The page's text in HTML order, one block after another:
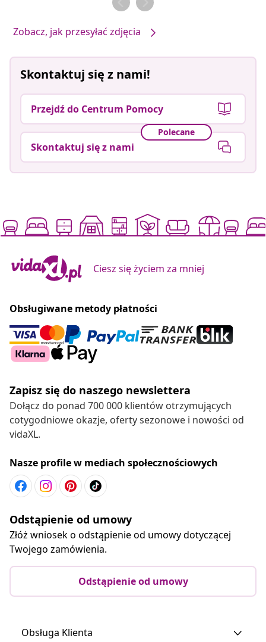
Zobacz, jak przesyłać zdjęcia
Skontaktuj się z nami!
Przejdź do Centrum Pomocy
Polecane
Skontaktuj się z nami
Ciesz się życiem za mniej
Obsługiwane metody płatności
Zapisz się do naszego newslettera
Dołącz do ponad 700 000 klientów otrzymujących
cotygodniowe okazje, oferty sezonowe i nowości od
vidaXL.
Nasze profile w mediach społecznościowych
Odstąpienie od umowy
Złóż wniosek o odstąpienie od umowy dotyczącej
Twojego zamówienia.
Odstąpienie od umowy
Obsługa Klienta